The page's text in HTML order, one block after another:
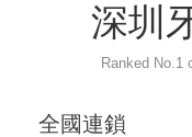
深圳
Ranked No.1
全國連鎖